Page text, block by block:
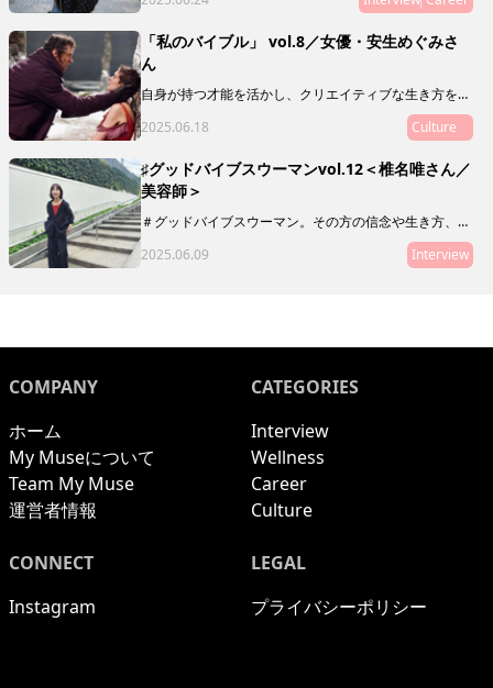
や人生について独自のスタンスで発信を続ける小林さん
に、現在の活動や目指しているものを聞いてみました。
「私のバイブル」 vol.8／女優・安生めぐみさ
ん
自身が持つ才能を活かし、クリエイティブな生き方をし
ている素敵な人に、ミューズたちの指針や道標となり、
My Museの在り方を体現するような映画や本、アート
2025.06.18 Culture
♯グッドバイブスウーマンvol.12＜椎名唯さん／
美容師＞
＃グッドバイブスウーマン。その方の信念や生き方、在
り方がわかるような、「10の質問」をお届けします。本
連載は、グッドバイブスな友人・知人をご紹介していく
2025.06.09 Interview
COMPANY
ホーム
My Museについて
Team My Muse
運営者情報
CATEGORIES
Interview
Wellness
Career
Culture
CONNECT
Instagram
LEGAL
プライバシーポリシー